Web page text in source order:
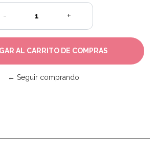
- +
← Seguir comprando